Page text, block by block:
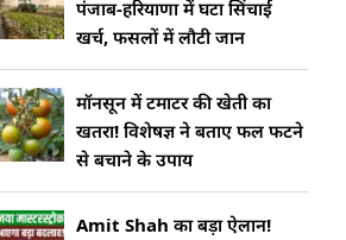
पंजाब-हरियाणा में घटा सिंचाई
खर्च, फसलों में लौटी जान
मॉनसून में टमाटर की खेती का
खतरा! विशेषज्ञ ने बताए फल फटने
से बचाने के उपाय
Amit Shah का बड़ा ऐलान!